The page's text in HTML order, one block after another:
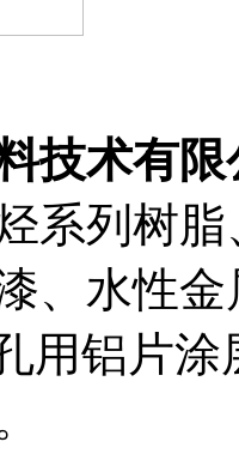
技术有限
系列树
、水性
用铝片